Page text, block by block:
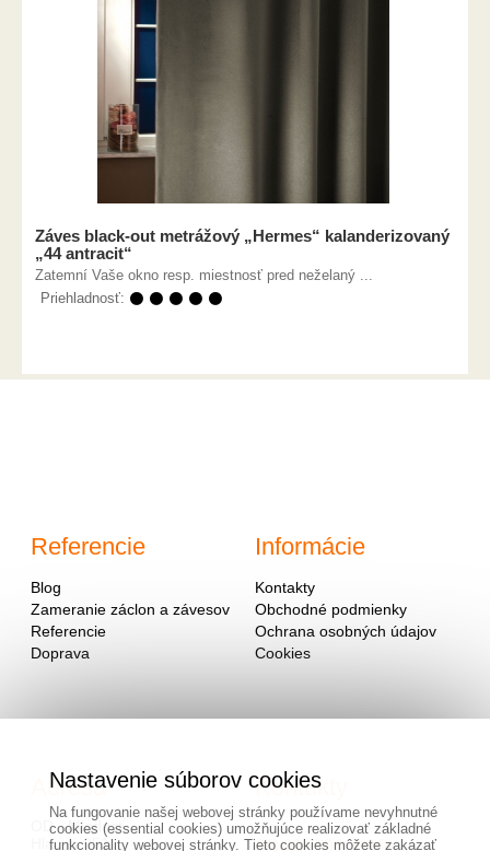
Záves black-out metrážový „Hermes“ kalanderizovaný
„44 antracit“
Zatemní Vaše okno resp. miestnosť pred neželaný ...
Priehladnosť: ⚫ ⚫ ⚫ ⚫ ⚫
Referencie
Blog
Zameranie záclon a závesov
Referencie
Doprava
Informácie
Kontakty
Obchodné podmienky
Ochrana osobných údajov
Cookies
Adresa
OD - Mladosť
Hlavná 951
Kontakty
Nastavenie súborov cookies
Na fungovanie našej webovej stránky používame nevyhnutné
cookies (essential cookies) umožňujúce realizovať základné
funkcionality webovej stránky. Tieto cookies môžete zakázať